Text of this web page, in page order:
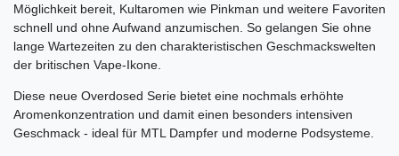
Möglichkeit bereit, Kultaromen wie Pinkman und weitere Favoriten
schnell und ohne Aufwand anzumischen. So gelangen Sie ohne
lange Wartezeiten zu den charakteristischen Geschmackswelten
der britischen Vape-Ikone.
Diese neue Overdosed Serie bietet eine nochmals erhöhte
Aromenkonzentration und damit einen besonders intensiven
Geschmack - ideal für MTL Dampfer und moderne Podsysteme.